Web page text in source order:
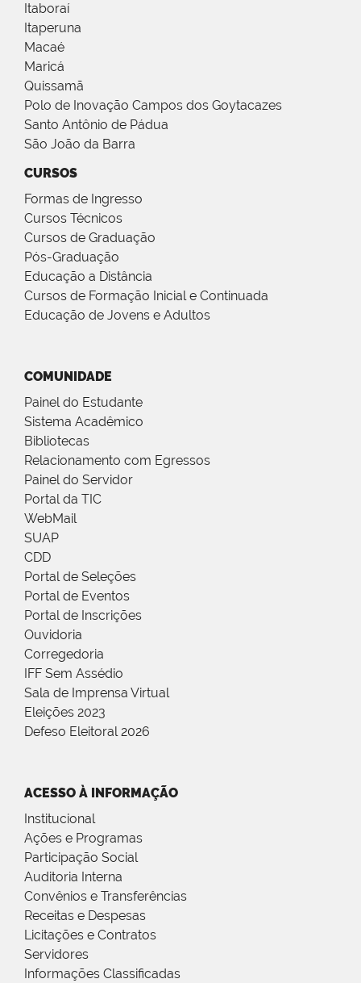
Itaboraí
Itaperuna
Macaé
Maricá
Quissamã
Polo de Inovação Campos dos Goytacazes
Santo Antônio de Pádua
São João da Barra
CURSOS
Formas de Ingresso
Cursos Técnicos
Cursos de Graduação
Pós-Graduação
Educação a Distância
Cursos de Formação Inicial e Continuada
Educação de Jovens e Adultos
COMUNIDADE
Painel do Estudante
Sistema Acadêmico
Bibliotecas
Relacionamento com Egressos
Painel do Servidor
Portal da TIC
WebMail
SUAP
CDD
Portal de Seleções
Portal de Eventos
Portal de Inscrições
Ouvidoria
Corregedoria
IFF Sem Assédio
Sala de Imprensa Virtual
Eleições 2023
Defeso Eleitoral 2026
ACESSO À INFORMAÇÃO
Institucional
Ações e Programas
Participação Social
Auditoria Interna
Convênios e Transferências
Receitas e Despesas
Licitações e Contratos
Servidores
Informações Classificadas